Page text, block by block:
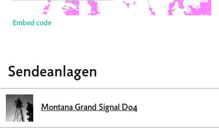
Embed code
Sendeanlagen
Montana Grand Signal D04